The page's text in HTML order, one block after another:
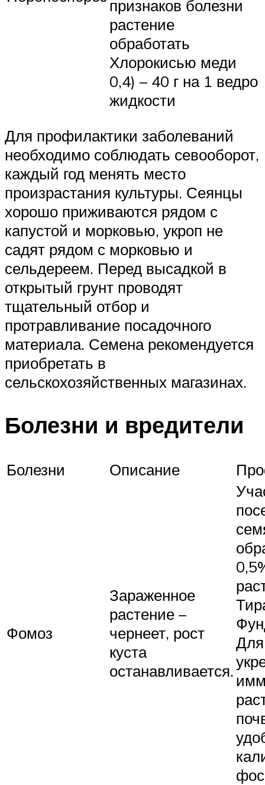
признаков болезни
растение
обработать
Хлорокисью меди
0,4) – 40 г на 1 ведро
жидкости
Для профилактики заболеваний
необходимо соблюдать севооборот,
каждый год менять место
произрастания культуры. Сеянцы
хорошо приживаются рядом с
капустой и морковью, укроп не
садят рядом с морковью и
сельдереем. Перед высадкой в
открытый грунт проводят
тщательный отбор и
протравливание посадочного
материала. Семена рекомендуется
приобретать в
сельскохозяйственных магазинах.
Болезни и вредители
Болезни Описание
Фомоз
Зараженное
растение –
чернеет, рост
куста
останавливается.
Для